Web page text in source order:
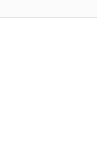
का ‘शिक्षा साथी अभियान’: क्विज और